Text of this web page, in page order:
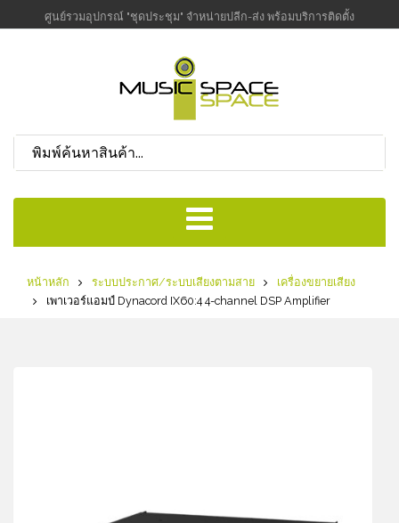
ศูนย์รวมอุปกรณ์ "ชุดประชุม" จำหน่ายปลีก-ส่ง พร้อมบริการติดตั้ง
หน้าหลัก ระบบประกาศ/ระบบเสียงตามสาย
เครื่องขยายเสียง
เพาเวอร์แอมป์ Dynacord IX60:4 4-channel DSP Amplifier